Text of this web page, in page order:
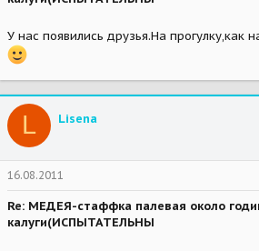
У нас появились друзья.На прогулку,как
L Lisena
16.08.2011
Re: МЕДЕЯ-стаффка палевая около
калуги(ИСПЫТАТЕЛЬНЫ